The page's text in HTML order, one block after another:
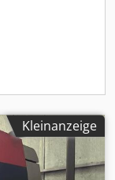
Kleinanzeige